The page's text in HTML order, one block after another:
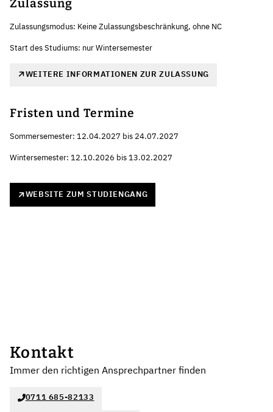
Zulassung
Zulassungsmodus: Keine Zulassungsbeschränkung, ohne NC
Start des Studiums: nur Wintersemester
WEITERE INFORMATIONEN ZUR ZULASSUNG
Fristen und Termine
Sommersemester: 12.04.2027 bis 24.07.2027
Wintersemester: 12.10.2026 bis 13.02.2027
WEBSITE ZUM STUDIENGANG
Kontakt
Immer den richtigen Ansprechpartner finden
0711 685-82133